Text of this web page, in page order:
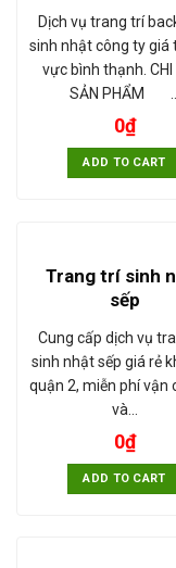
Dịch vụ trang trí
sinh nhật công ty giá
vực bình thạnh. CHI
SẢN PHẨM
0₫
ADD TO CART
Trang trí sinh
sếp
Cung cấp dịch vụ
sinh nhật sếp giá rẻ
quận 2, miễn phí vận
và…
0₫
ADD TO CART